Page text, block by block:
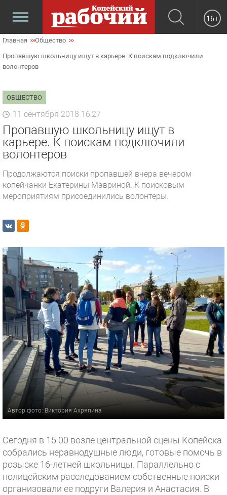
16+
Главная Общество
Пропавшую школьницу ищут в карьере. К поискам подключили
волонтеров
ОБЩЕСТВО
11 сентября 2018 16:27
Пропавшую школьницу ищут в
карьере. К поискам подключили
волонтеров
Продолжаются поиски пропавшей вчера вечером
копейчанки Екатерины Мавриной. К поисковым
мероприятиям присоединились волонтеры.
Автор фото: Виктория Ахряпина
Сегодня в 15:00 возле центральной сцены Копейска
собрались неравнодушные люди, готовые помочь в
розыске 16-летней школьницы. Параллельно с
полицейским расследованием собственные поиски
организовали ее подруги Валерия и Анастасия. В